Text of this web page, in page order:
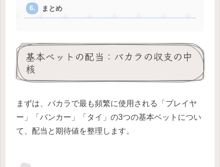
まとめ
基本ベットの配当：バカラの収支の中
核
まずは、バカラで最も頻繁に使用される「プレイヤ
ー」「バンカー」「タイ」の3つの基本ベットについ
て、配当と期待値を整理します。